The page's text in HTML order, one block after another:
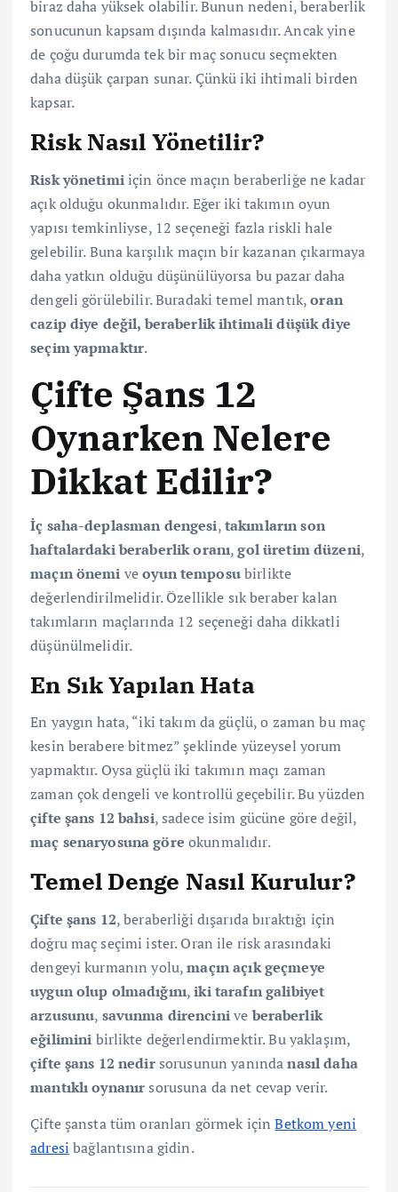
biraz daha yüksek olabilir. Bunun nedeni, beraberlik
sonucunun kapsam dışında kalmasıdır. Ancak yine
de çoğu durumda tek bir maç sonucu seçmekten
daha düşük çarpan sunar. Çünkü iki ihtimali birden
kapsar.
Risk Nasıl Yönetilir?
Risk yönetimiiçin önce maçın beraberliğe ne kadar
açık olduğu okunmalıdır. Eğer iki takımın oyun
yapısı temkinliyse, 12 seçeneği fazla riskli hale
gelebilir. Buna karşılık maçın bir kazanan çıkarmaya
daha yatkın olduğu düşünülüyorsa bu pazar daha
dengeli görülebilir. Buradaki temel mantık,oran
cazip diye değil, beraberlik ihtimali düşük diye
seçim yapmaktır.
Çifte Şans 12
Oynarken Nelere
Dikkat Edilir?
İç saha-deplasman dengesi,takımların son
haftalardaki beraberlik oranı,gol üretim düzeni,
maçın önemi veoyun temposubirlikte
değerlendirilmelidir. Özellikle sık beraber kalan
takımların maçlarında 12 seçeneği daha dikkatli
düşünülmelidir.
En Sık Yapılan Hata
En yaygın hata, “iki takım da güçlü, o zaman bu maç
kesin berabere bitmez” şeklinde yüzeysel yorum
yapmaktır. Oysa güçlü iki takımın maçı zaman
zaman çok dengeli ve kontrollü geçebilir. Bu yüzden
çifte şans 12 bahsi, sadece isim gücüne göre değil,
maç senaryosuna göre okunmalıdır.
Temel Denge Nasıl Kurulur?
Çifte şans 12, beraberliği dışarıda bıraktığı için
doğru maç seçimi ister. Oran ile risk arasındaki
dengeyi kurmanın yolu,maçın açık geçmeye
uygun olup olmadığını,iki tarafın galibiyet
arzusunu, savunma direncinive beraberlik
eğilimini birlikte değerlendirmektir. Bu yaklaşım,
çifte şans 12 nedirsorusunun yanındanasıl daha
mantıklı oynanırsorusuna da net cevap verir.
Çifte şansta tüm oranları görmek içinBetkom yeni
adresi bağlantısına gidin.